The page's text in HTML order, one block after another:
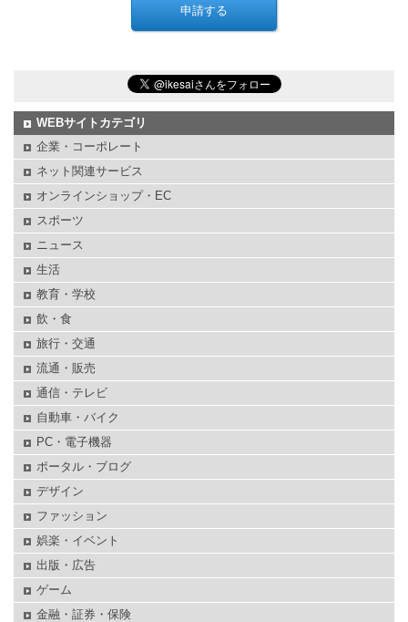
WEBサイトカテゴリ
企業・コーポレート
ネット関連サービス
オンラインショップ・EC
スポーツ
ニュース
生活
教育・学校
飲・食
旅行・交通
流通・販売
通信・テレビ
自動車・バイク
PC・電子機器
ポータル・ブログ
デザイン
ファッション
娯楽・イベント
出版・広告
ゲーム
金融・証券・保険